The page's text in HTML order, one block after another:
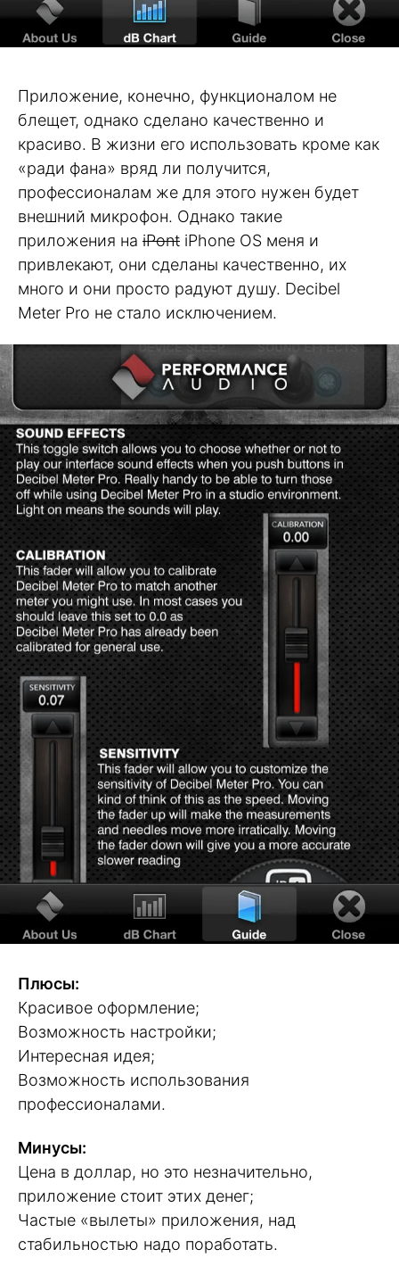
Приложение, конечно, функционалом не
блещет, однако сделано качественно и
красиво. В жизни его использовать кроме как
«ради фана» вряд ли получится,
профессионалам же для этого нужен будет
внешний микрофон. Однако такие
приложения на iPont iPhone OS меня и
привлекают, они сделаны качественно, их
много и они просто радуют душу. Decibel
Meter Pro не стало исключением.
Плюсы:
Красивое оформление;
Возможность настройки;
Интересная идея;
Возможность использования
профессионалами.
Минусы:
Цена в доллар, но это незначительно,
приложение стоит этих денег;
Частые «вылеты» приложения, над
стабильностью надо поработать.